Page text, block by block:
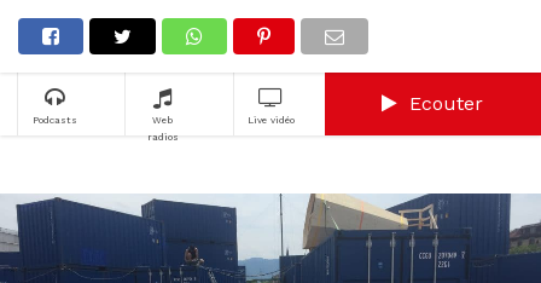
Podcasts
Web
radios
Live vidéo
Ecouter